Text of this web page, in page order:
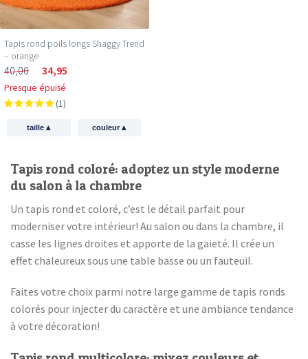
Tapis rond poils longs Shaggy Trend
– orange
40,00 34,95
Presque épuisé
(1)
taille▴ couleur▴
Tapis rond coloré: adoptez un style moderne
du salon à la chambre
Un tapis rond et coloré, c’est le détail parfait pour
moderniser votre intérieur! Au salon ou dans la chambre, il
casse les lignes droites et apporte de la gaieté. Il crée un
effet chaleureux sous une table basse ou un fauteuil.
Faites votre choix parmi notre large gamme de tapis ronds
colorés pour injecter du caractère et une ambiance tendance
à votre décoration!
Reçois 5 € de réduction
sur ton premier achat !
Je profite de ma réduction →
350.000+ peronnest'ont déjà rejoint